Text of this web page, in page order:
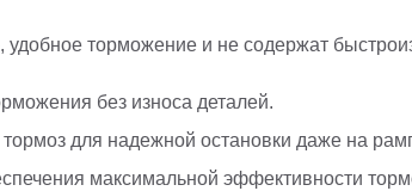
торможение и не содержат
без износа деталей.
для надежной остановки даже на
максимальной эффективности